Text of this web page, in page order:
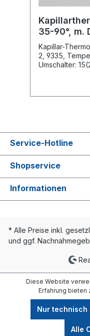
35-90°, m.
Zierring
Kapillar-
2, 9335, Temperaturbereich: 35-90°
Umschalter:
95 mm als
Service-Hotline
Shopservice
Informationen
* Alle Preise inkl.
und ggf.
Diese Website
Erfahrung bieten
Nur technisch
Alle